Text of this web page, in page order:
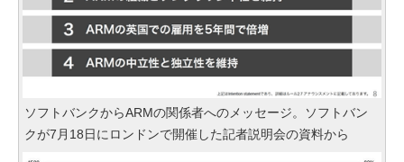
ソフトバンクからARMの関係者へのメッセージ。ソフトバン
クが7月18日にロンドンで開催した記者説明会の資料から